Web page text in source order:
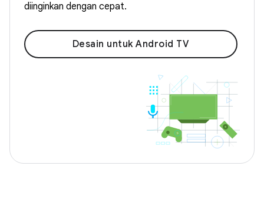
diinginkan dengan cepat.
Desain untuk Android TV